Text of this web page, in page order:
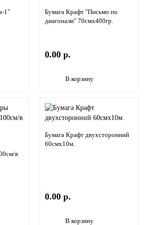
1"
Бумага Крафт "Письмо по
диагонали" 70смх400гр.
0.00 р.
В корзину
в
Бумага Крафт двухсторонний
60смх10м.
0.00 р.
В корзину